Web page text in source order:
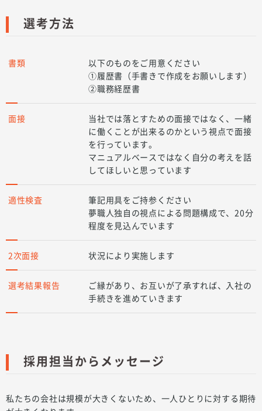
選考方法
書類
以下のものをご用意ください
①履歴書（手書きで作成をお願いします）
②職務経歴書
面接
当社では落とすための面接ではなく、一緒
に働くことが出来るのかという視点で面接
を行っています。
マニュアルベースではなく自分の考えを話
してほしいと思っています
適性検査
筆記用具をご持参ください
夢職人独自の視点による問題構成で、20分
程度を見込んでいます
2次面接 状況により実施します
選考結果報告
ご縁があり、お互いが了承すれば、入社の
手続きを進めていきます
採用担当からメッセージ
私たちの会社は規模が大きくないため、一人ひとりに対する期待